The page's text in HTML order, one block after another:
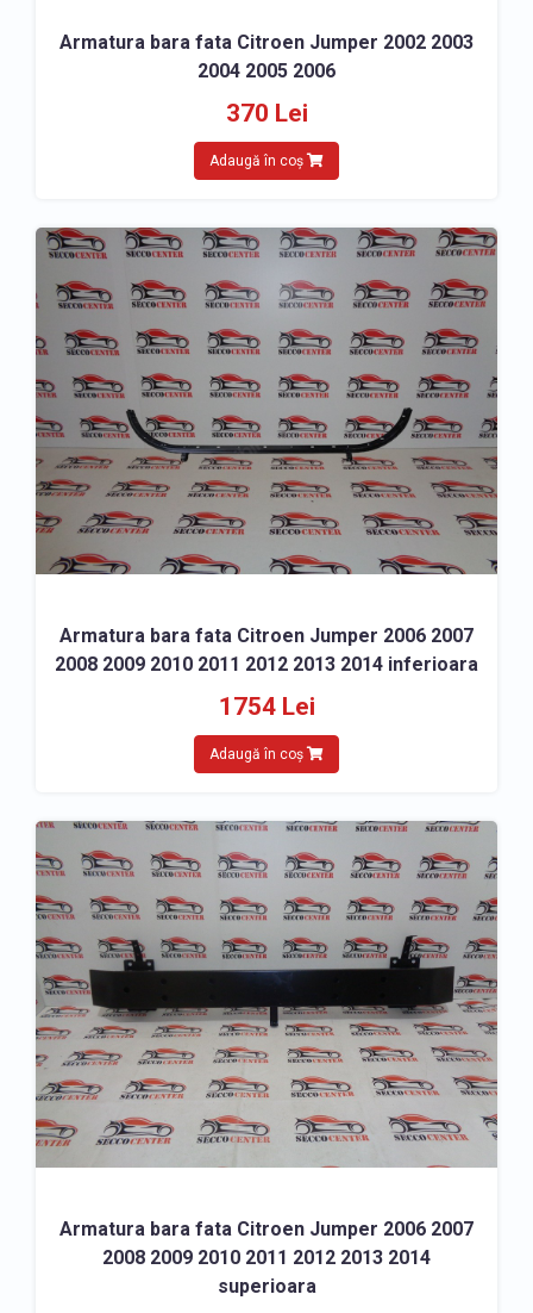
Armatura bara fata Citroen Jumper 2002 2003
2004 2005 2006
370 Lei
Adaugă în coș
Armatura bara fata Citroen Jumper 2006 2007
2008 2009 2010 2011 2012 2013 2014 inferioara
1754 Lei
Adaugă în coș
Armatura bara fata Citroen Jumper 2006 2007
2008 2009 2010 2011 2012 2013 2014
superioara